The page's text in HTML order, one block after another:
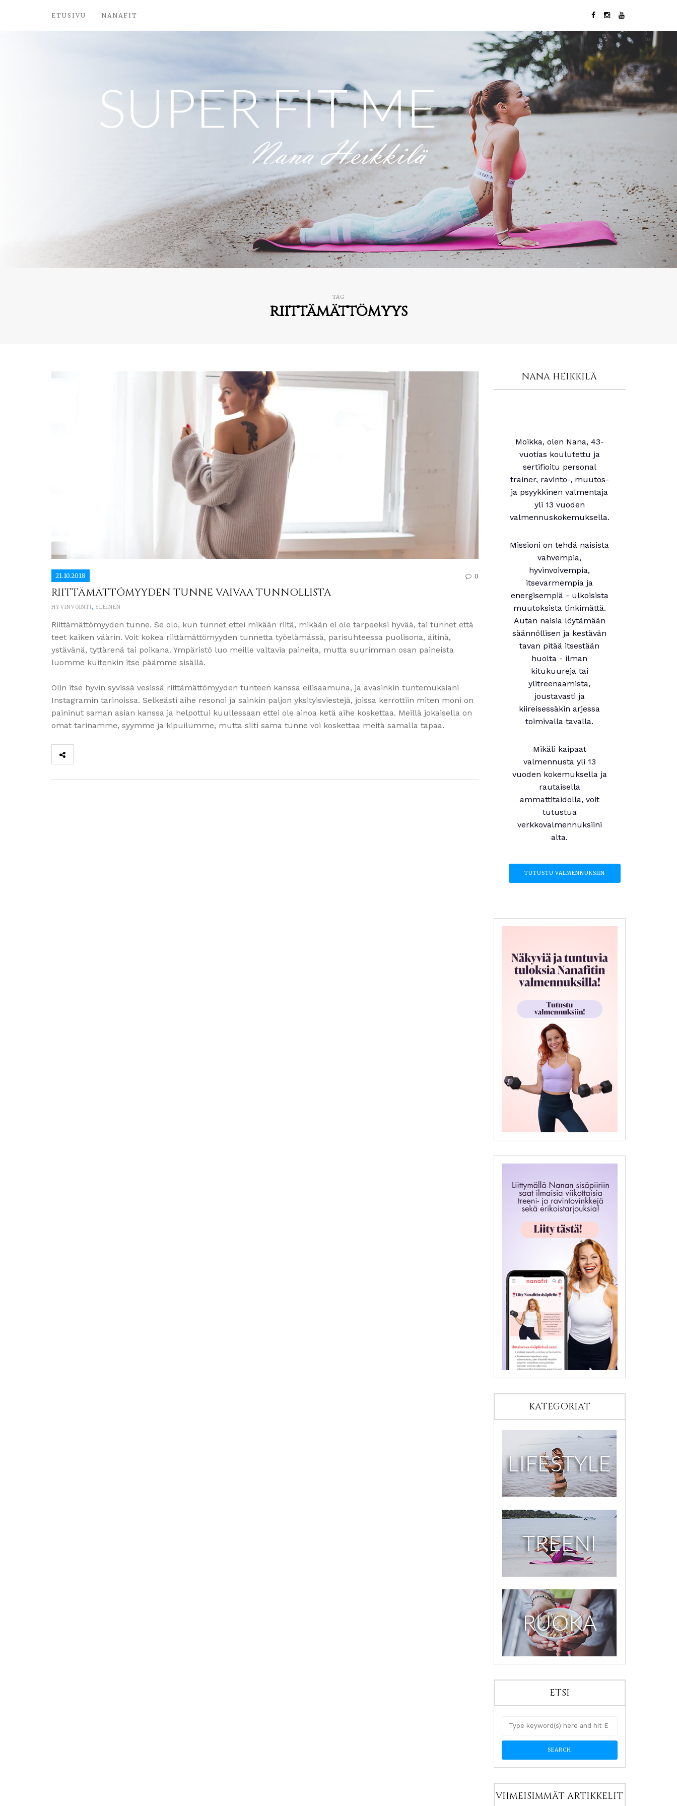
ETUSIVU NANAFIT
TAG
riittämättömyys
21.10.2018 0
RIITTÄMÄTTÖMYYDEN TUNNE VAIVAA TUNNOLLISTA
HYVINVOINTI, YLEINEN
Riittämättömyyden tunne. Se olo, kun tunnet ettei mikään riitä, mikään ei ole tarpeeksi hyvää, tai tunnet että
teet kaiken väärin. Voit kokea riittämättömyyden tunnetta työelämässä, parisuhteessa puolisona, äitinä,
ystävänä, tyttärenä tai poikana. Ympäristö luo meille valtavia paineita, mutta suurimman osan paineista
luomme kuitenkin itse päämme sisällä.
Olin itse hyvin syvissä vesissä riittämättömyyden tunteen kanssa eilisaamuna, ja avasinkin tuntemuksiani
Instagramin tarinoissa. Selkeästi aihe resonoi ja sainkin paljon yksityisviestejä, joissa kerrottiin miten moni on
paininut saman asian kanssa ja helpottui kuullessaan ettei ole ainoa ketä aihe koskettaa. Meillä jokaisella on
omat tarinamme, syymme ja kipuilumme, mutta silti sama tunne voi koskettaa meitä samalla tapaa.
NANA HEIKKILÄ
Moikka, olen Nana, 43-
vuotias koulutettu ja
sertifioitu personal
trainer, ravinto-, muutos-
ja psyykkinen valmentaja
yli 13 vuoden
valmennuskokemuksella.
Missioni on tehdä naisista
vahvempia,
hyvinvoivempia,
itsevarmempia ja
energisempiä - ulkoisista
muutoksista tinkimättä.
Autan naisia löytämään
säännöllisen ja kestävän
tavan pitää itsestään
huolta - ilman
kitukuureja tai
ylitreenaamista,
joustavasti ja
kiireisessäkin arjessa
toimivalla tavalla.
Mikäli kaipaat
valmennusta yli 13
vuoden kokemuksella ja
rautaisella
ammattitaidolla, voit
tutustua
verkkovalmennuksiini
alta.
TUTUSTU VALMENNUKSIIN
KATEGORIAT
ETSI
VIIMEISIMMÄT ARTIKKELIT